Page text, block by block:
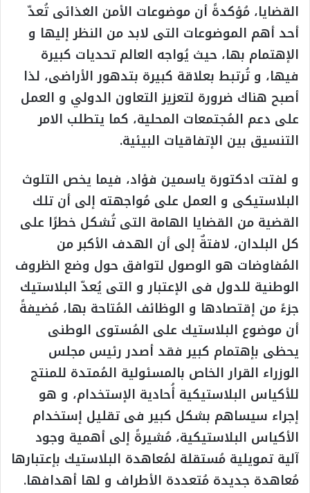
القضايا، مُؤكدةً أن موضوعات الأمن الغذائى تُعدّ
أحد أهم الموضوعات التى لابد من النظر إليها و
الإهتمام بها، حيث يُواجه العالم تحديات كبيرة
فيها، و تُرتبط بعلاقة كبيرة بتدهور الأراضى، لذا
أصبح هناك ضرورة لتعزيز التعاون الدولي و العمل
على دعم المُجتمعات المحلية، كما يتطلب الامر
التنسيق بين الإتفاقيات البيئية.
و لفتت ادكتورة ياسمين فؤاد، فيما يخص التلوث
البلاستيكى و العمل على مُواجهته إلى أن تلك
القضية من القضايا الهامة التى تُشكل خطرًا على
كل البلدان، لافتةٌ إلى أن الهدف الأكبر من
المُفاوضات هو الوصول لتوافق حول وضع الظروف
الوطنية للدول فى الإعتبار و التى يُعدّ البلاستيك
جزءً من إقتصادها و الوظائف المُتاحة بها، مُضيفةً
أن موضوع البلاستيك على المُستوى الوطنى
يحظى بإهتمام كبير فقد أصدر رئيس مجلس
الوزراء القرار الخاص بالمسئولية المُمتدة للمنتج
للأكياس البلاستيكية أُحادية الإستخدام، و هو
إجراء سيساهم بشكل كبير فى تقليل إستخدام
الأكياس البلاستيكية، مُشيرةً إلى أهمية وجود
آلية تمويلية مُستقلة لمُعاهدة البلاستيك بإعتبارها
مُعاهدة جديدة مُتعددة الأطراف و لها أهدافها.